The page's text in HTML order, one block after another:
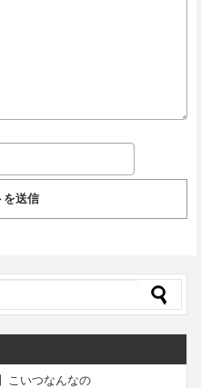
こいつなんなの